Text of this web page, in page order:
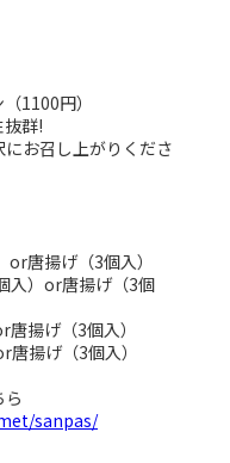
1100円）
群!
お召し上がりくださ
唐揚げ（3個入）
入）or唐揚げ（3個
揚げ（3個入）
揚げ（3個入）
sanpas/